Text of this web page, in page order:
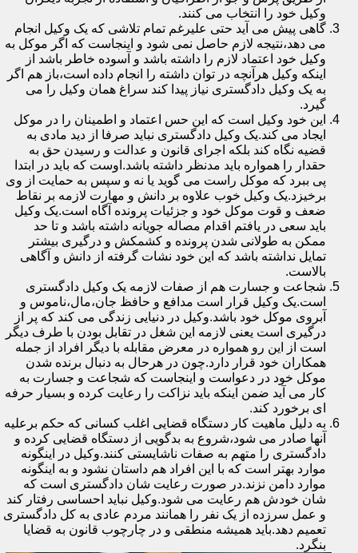
وکیل خود را انتخاب می کنند.
گاهی پیش می آید حتی علیرغم تمام تلاشی که یک وکیل انجام
می دهد،نتیجه لازم حاصل نمی شود و اینجاست که اگر موکل به
وکیل خود اعتماد لازم را داشته باشد و آسوده خاطر باشد از
اینکه وکیل هرآنچه در توان داشته را انجام داده است،باز هم اگر
به یک وکیل دادگستری نیاز پیدا کند سراغ همان وکیل را می
گیرد.
این خود وکیل است که این حس اعتماد و اطمینان را در موکل
ایجاد می کند.یک وکیل دادگستری نباید صرفا از دید مادی به
قضیه نگاه کند بلکه اجرای قانون و عدالت و رسیدن حق به
حقدار را همواره باید مدنظر داشته باشد.اوست که باید در ابتدا
پی ببرد که موکل راست می گوید یا نه و سپس به حمایت از وی
برخیزد.یک وکیل خوب علاوه بر دانش و مهارت لازمه بر نقاط
ضعف و قوت موکل خود و جزئیات پرونده آگاه است.یک وکیل
باید سعی در یافتم اقدام مصاله جویانه داشته باشد و تا حد
ممکن به طولانی شدن پرونده و کشمکش و درگیری بیشتر
تمایل نداشته باشد که این خود نشات گرفته از دانش و آگاهی
بالاست.
شجاعت و جسارت هم از صفات لازمه یک وکیل دادگستری
است.یک وکیل قرار است مدافع و حافظ جان،مال،ناموس و
آبروی موکل خود باشد.وکیل در دنیایی زندگی می کند که پر از
درگیری است یعنی لازمه این شغل در تقابل بودن با طرف دیگر
است از این رو همواره در معرض مقابله با دیگر افراد از جمله
همکاران خود قرار دارد.چون در هرحال به دنبال برنده شدن
موکل خود در دعواست و اینجاست که شجاعت و جسارت به
کار می آید ضمن اینکه باید نزاکت را رعایت کرده و بسیار حرفه
ای برخورد کند.
به دلیل ماهیت کار دستگاه قضایی اغلب کسانی که حکم برعلیه
آنها صادر می شود،شروع به بدگویی از دستگاه قضایی کرده و
دادگستری را متهم به صفات ناشایستی کنند.وکیل در اینگونه
موارد بهتر است که با این افراد هم داستان نشود و به اینگونه
موارد دامن نزند.در صورت رعایت شان دادگستری است که
شان خودش هم رعایت می شود.وکیل نباید احساسی رفتار کند
و عمل سرزده از یک نفر را همانند مردم عادی به کل دادگستری
تعمیم دهد.باید همیشه منطقی و در چارچوب قانون به قضایا
بنگرد.